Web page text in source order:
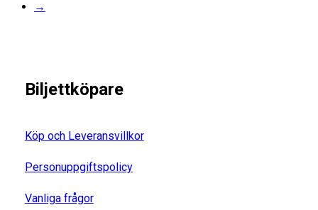
→
Biljettköpare
Köp och Leveransvillkor
Personuppgiftspolicy
Vanliga frågor